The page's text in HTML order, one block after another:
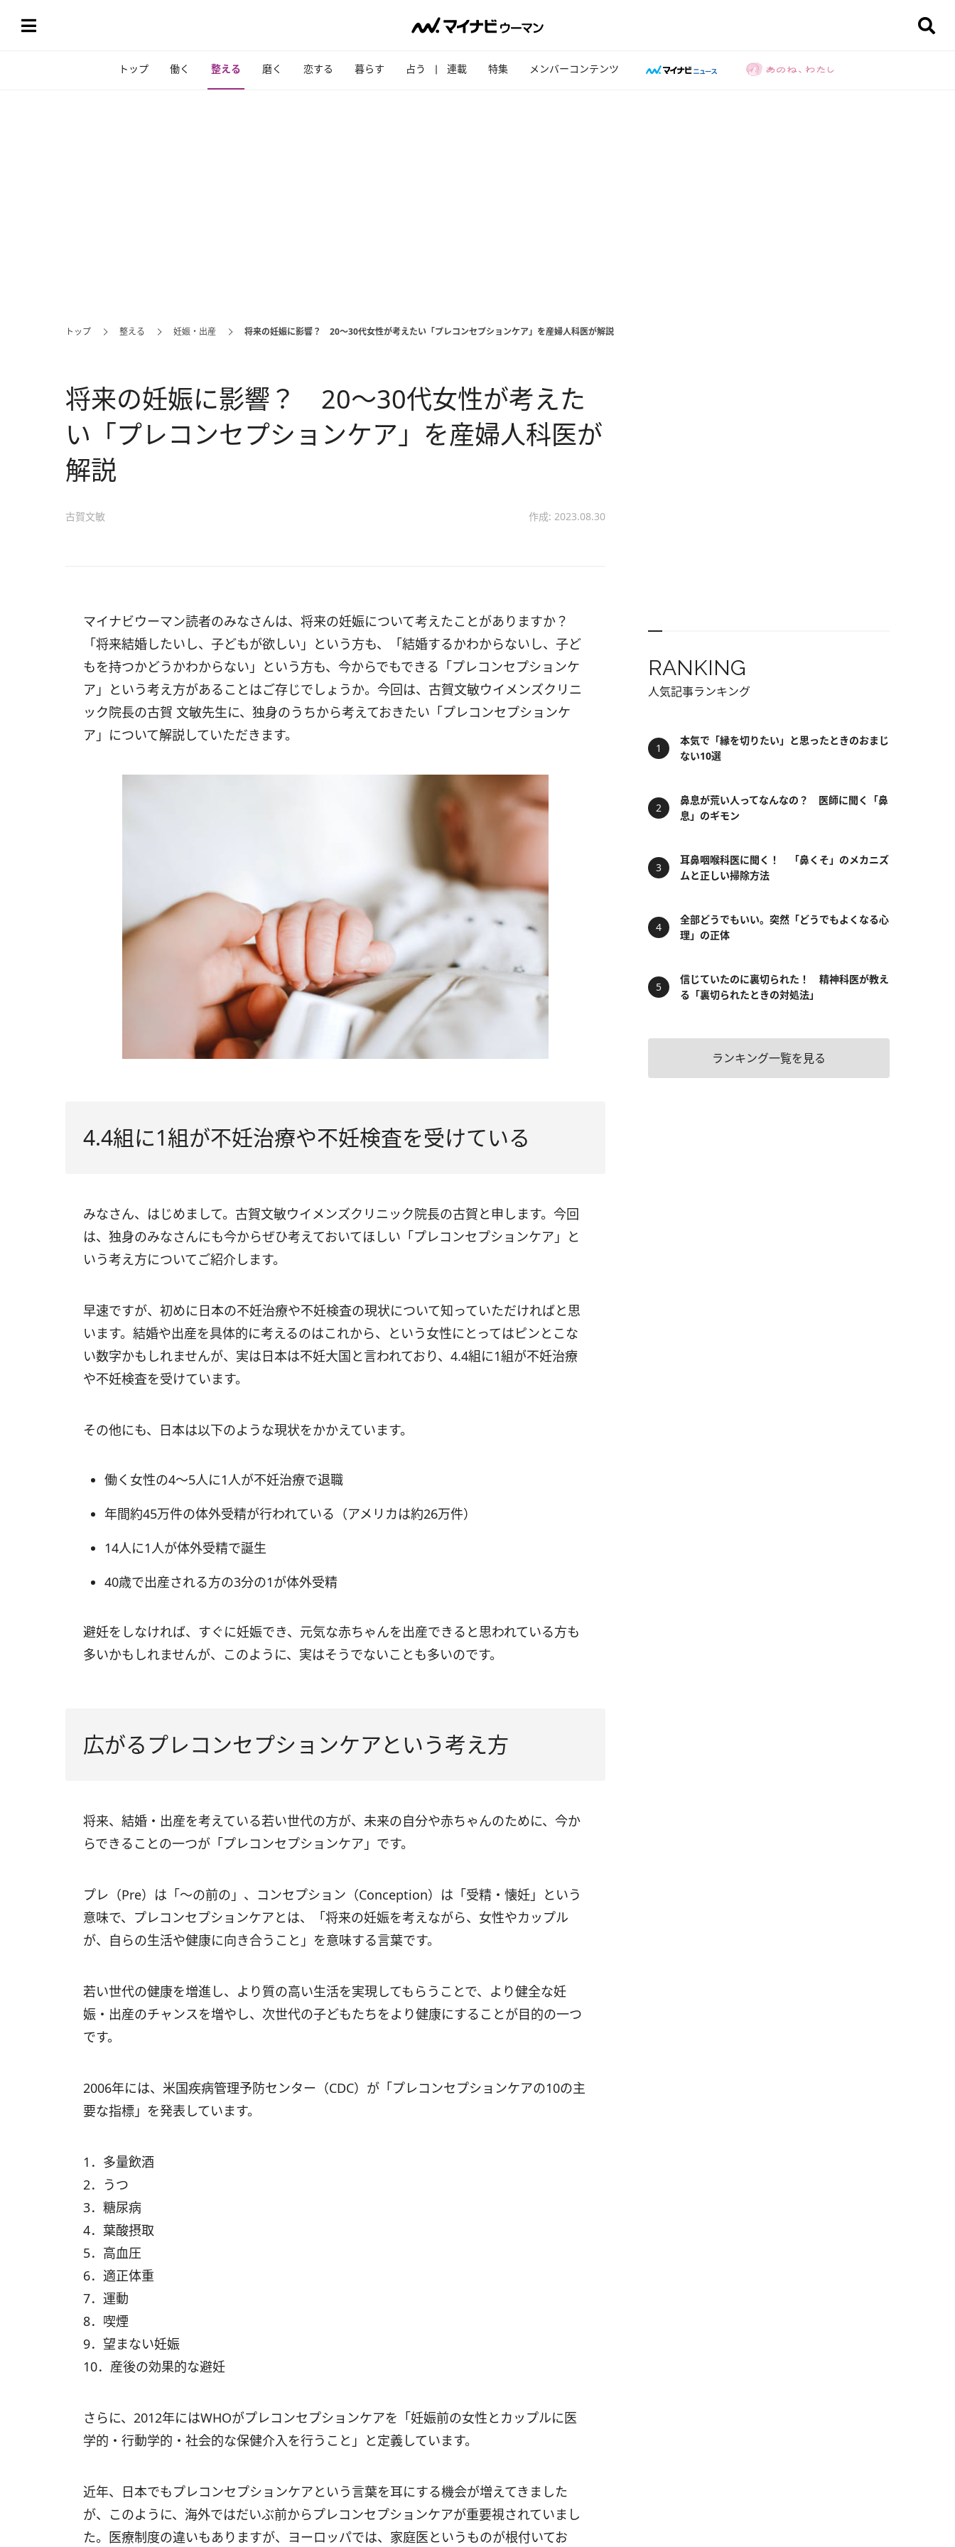
トップ 働く 整える 磨く 恋する 暮らす 占う 連載 特集 メンバーコンテンツ
トップ 整える 妊娠・出産 将来の妊娠に影響？ 20～30代女性が考えたい「プレコンセプションケア」を産婦人科医が解説
将来の妊娠に影響？ 20～30代女性が考えた
い「プレコンセプションケア」を産婦人科医が
解説
古賀文敏 作成: 2023.08.30
マイナビウーマン読者のみなさんは、将来の妊娠について考えたことがありますか？
「将来結婚したいし、子どもが欲しい」という方も、「結婚するかわからないし、子ど
もを持つかどうかわからない」という方も、今からでもできる「プレコンセプションケ
ア」という考え方があることはご存じでしょうか。今回は、古賀文敏ウイメンズクリニ
ック院長の古賀 文敏先生に、独身のうちから考えておきたい「プレコンセプションケ
ア」について解説していただきます。
4.4組に1組が不妊治療や不妊検査を受けている
みなさん、はじめまして。古賀文敏ウイメンズクリニック院長の古賀と申します。今回
は、独身のみなさんにも今からぜひ考えておいてほしい「プレコンセプションケア」と
いう考え方についてご紹介します。
早速ですが、初めに日本の不妊治療や不妊検査の現状について知っていただければと思
います。結婚や出産を具体的に考えるのはこれから、という女性にとってはピンとこな
い数字かもしれませんが、実は日本は不妊大国と言われており、4.4組に1組が不妊治療
や不妊検査を受けています。
その他にも、日本は以下のような現状をかかえています。
働く女性の4～5人に1人が不妊治療で退職
年間約45万件の体外受精が行われている（アメリカは約26万件）
14人に1人が体外受精で誕生
40歳で出産される方の3分の1が体外受精
避妊をしなければ、すぐに妊娠でき、元気な赤ちゃんを出産できると思われている方も
多いかもしれませんが、このように、実はそうでないことも多いのです。
広がるプレコンセプションケアという考え方
将来、結婚・出産を考えている若い世代の方が、未来の自分や赤ちゃんのために、今か
らできることの一つが「プレコンセプションケア」です。
プレ（Pre）は「〜の前の」、コンセプション（Conception）は「受精・懐妊」という
意味で、プレコンセプションケアとは、「将来の妊娠を考えながら、女性やカップル
が、自らの生活や健康に向き合うこと」を意味する言葉です。
若い世代の健康を増進し、より質の高い生活を実現してもらうことで、より健全な妊
娠・出産のチャンスを増やし、次世代の子どもたちをより健康にすることが目的の一つ
です。
2006年には、米国疾病管理予防センター（CDC）が「プレコンセプションケアの10の主
要な指標」を発表しています。
1．多量飲酒
2．うつ
3．糖尿病
4．葉酸摂取
5．高血圧
6．適正体重
7．運動
8．喫煙
9．望まない妊娠
10．産後の効果的な避妊
さらに、2012年にはWHOがプレコンセプションケアを「妊娠前の女性とカップルに医
学的・行動学的・社会的な保健介入を行うこと」と定義しています。
近年、日本でもプレコンセプションケアという言葉を耳にする機会が増えてきました
が、このように、海外ではだいぶ前からプレコンセプションケアが重要視されていまし
た。医療制度の違いもありますが、ヨーロッパでは、家庭医というものが根付いてお
RANKING
人気記事ランキング
本気で「縁を切りたい」と思ったときのおまじ
ない10選
鼻息が荒い人ってなんなの？ 医師に聞く「鼻
息」のギモン
耳鼻咽喉科医に聞く！ 「鼻くそ」のメカニズ
ムと正しい掃除方法
全部どうでもいい。突然「どうでもよくなる心
理」の正体
信じていたのに裏切られた！ 精神科医が教え
る「裏切られたときの対処法」
ランキング一覧を見る